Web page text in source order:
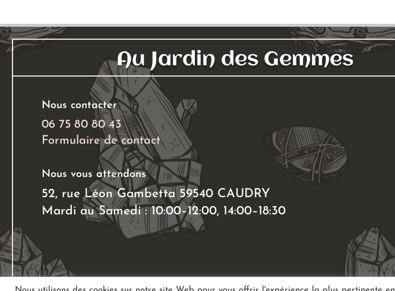
Au Jardin des Gemmes
Nous contacter
06 75 80 80 43
Formulaire de contact
Nous vous attendons
52, rue Léon Gambetta 59540 CAUDRY
Mardi au Samedi : 10:00–12:00, 14:00–18:30